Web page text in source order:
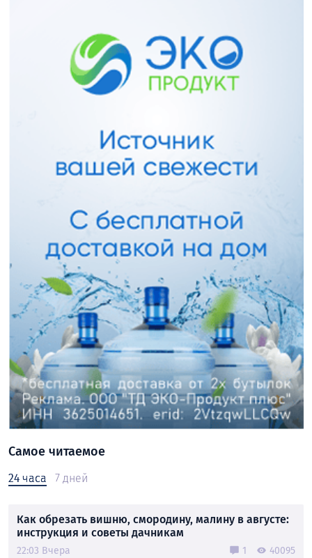
Самое читаемое
24 часа 7 дней
Как обрезать вишню, смородину, малину в августе:
инструкция и советы дачникам
22:03 Вчера 1 40095